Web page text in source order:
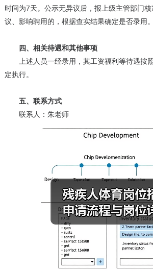
时间为7天。公示无异议后，报上级主管部门
议、影响聘用的，根据查实结果确定是否录用。
四、相关待遇和其他事项
上述人员一经录用，其工资福利等待遇按
定执行。
五、联系方式
联系人：朱老师